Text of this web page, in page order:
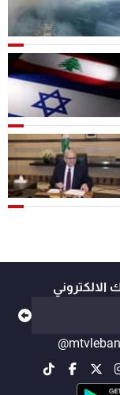
الالكتروني